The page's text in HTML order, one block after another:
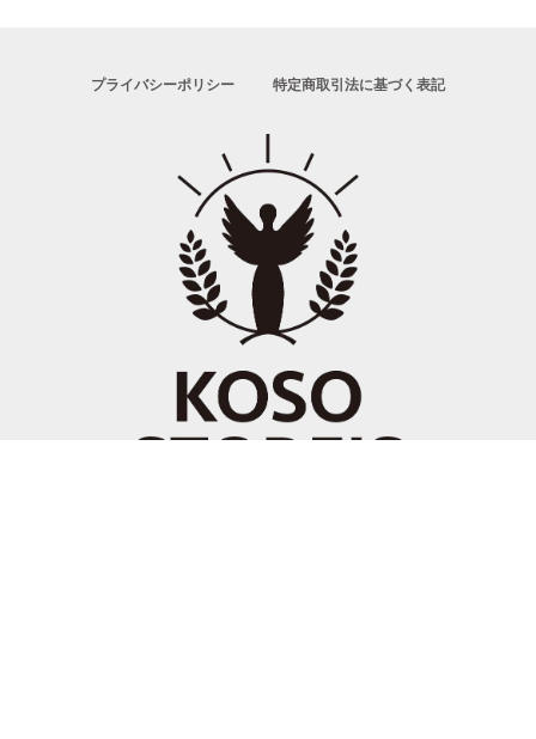
プライバシーポリシー 特定商取引法に基づく表記